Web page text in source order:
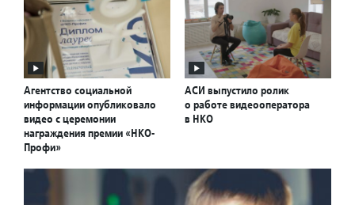
Агентство социальной
информации опубликовало
видео с церемонии
награждения премии «НКО-
Профи»
АСИ выпустило ролик
о работе видеооператора
в НКО